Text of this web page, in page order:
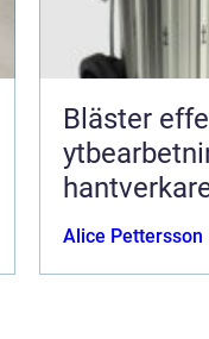
Bläster effektiv rengöring och
Alice Pettersson